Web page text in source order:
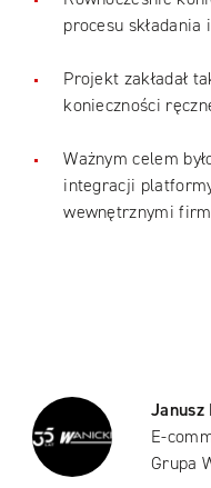
procesu składania
Projekt zakładał
konieczności
Ważnym celem
integracji
wewnętrznymi
Janusz
E-
Grupa